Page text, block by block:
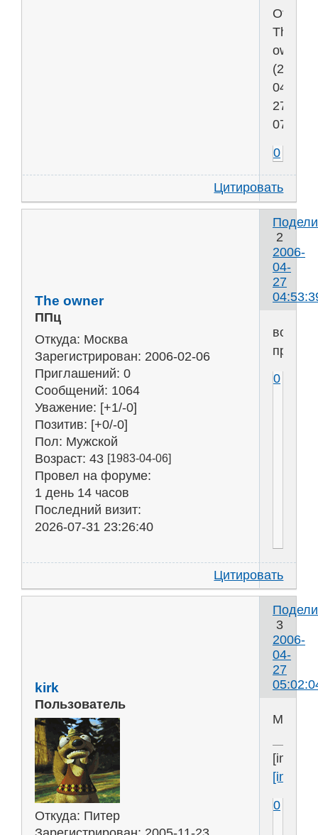
The
owner
(2006-
04-
27
0
Цитировать
2
2006-
04-
27
The owner
ППц
Откуда: Москва
Зарегистрирован: 2006-02-06
Приглашений: 0
Сообщений: 1064
Уважение: [+1/-0]
Позитив: [+0/-0]
Пол: Мужской
Возраст: 43 [1983-04-06]
Провел на форуме:
1 день 14 часов
Последний визит:
2026-07-31 23:26:40
вот
0
Цитировать
3
2006-
04-
27
kirk
Пользователь
Откуда: Питер
0